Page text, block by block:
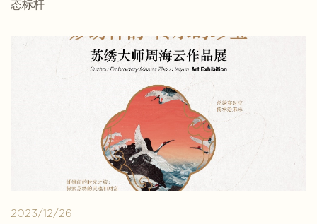
态标杆
2023/12/26